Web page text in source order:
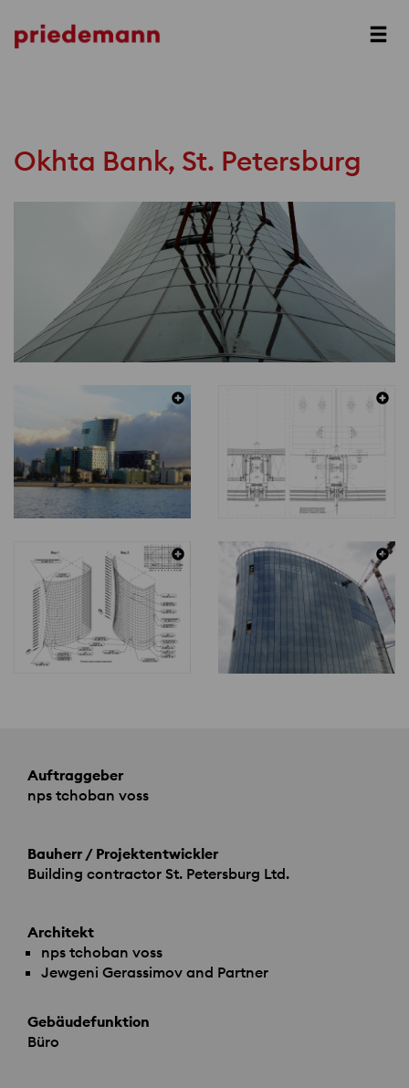
Prev
Okhta Bank, St. Petersburg
Auftraggeber
nps tchoban voss
Bauherr / Projektentwickler
Building contractor St. Petersburg Ltd.
Architekt
nps tchoban voss
Jewgeni Gerassimov and Partner
Gebäudefunktion
Büro